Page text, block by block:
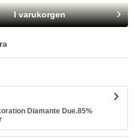
I varukorgen
Diamante Due.85%